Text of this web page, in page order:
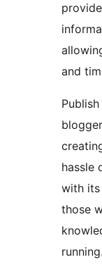
and
hassle
with its
those
running.